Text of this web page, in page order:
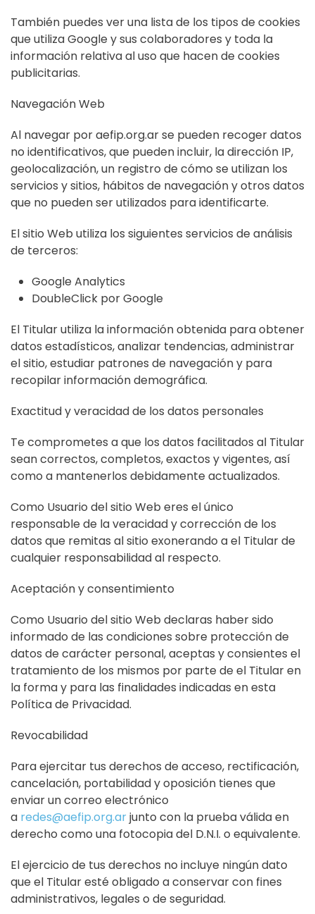
También puedes ver una lista de los tipos de cookies
que utiliza Google y sus colaboradores y toda la
información relativa al uso que hacen de cookies
publicitarias.
Navegación Web
Al navegar por aefip.org.ar se pueden recoger datos
no identificativos, que pueden incluir, la dirección IP,
geolocalización, un registro de cómo se utilizan los
servicios y sitios, hábitos de navegación y otros datos
que no pueden ser utilizados para identificarte.
El sitio Web utiliza los siguientes servicios de análisis
de terceros:
Google Analytics
DoubleClick por Google
El Titular utiliza la información obtenida para obtener
datos estadísticos, analizar tendencias, administrar
el sitio, estudiar patrones de navegación y para
recopilar información demográfica.
Exactitud y veracidad de los datos personales
Te comprometes a que los datos facilitados al Titular
sean correctos, completos, exactos y vigentes, así
como a mantenerlos debidamente actualizados.
Como Usuario del sitio Web eres el único
responsable de la veracidad y corrección de los
datos que remitas al sitio exonerando a el Titular de
cualquier responsabilidad al respecto.
Aceptación y consentimiento
Como Usuario del sitio Web declaras haber sido
informado de las condiciones sobre protección de
datos de carácter personal, aceptas y consientes el
tratamiento de los mismos por parte de el Titular en
la forma y para las finalidades indicadas en esta
Política de Privacidad.
Revocabilidad
Para ejercitar tus derechos de acceso, rectificación,
cancelación, portabilidad y oposición tienes que
enviar un correo electrónico
a redes@aefip.org.arjunto con la prueba válida en
derecho como una fotocopia del D.N.I. o equivalente.
El ejercicio de tus derechos no incluye ningún dato
que el Titular esté obligado a conservar con fines
administrativos, legales o de seguridad.